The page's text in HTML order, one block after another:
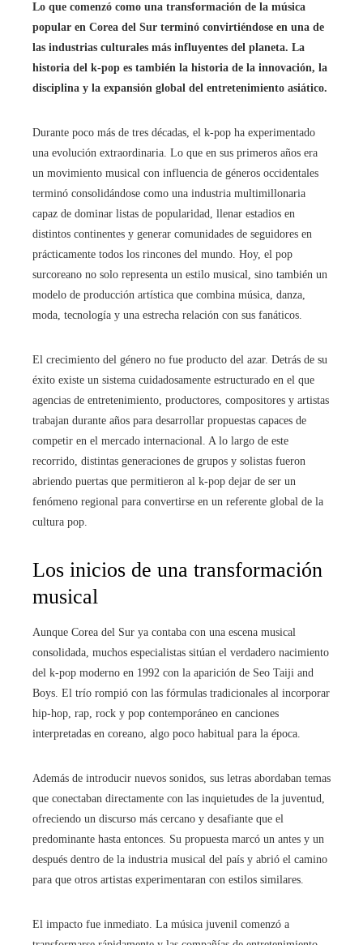
Lo que comenzó como una transformación de la música
popular en Corea del Sur terminó convirtiéndose en una de
las industrias culturales más influyentes del planeta. La
historia del k-pop es también la historia de la innovación, la
disciplina y la expansión global del entretenimiento asiático.
Durante poco más de tres décadas, el k-pop ha experimentado
una evolución extraordinaria. Lo que en sus primeros años era
un movimiento musical con influencia de géneros occidentales
terminó consolidándose como una industria multimillonaria
capaz de dominar listas de popularidad, llenar estadios en
distintos continentes y generar comunidades de seguidores en
prácticamente todos los rincones del mundo. Hoy, el pop
surcoreano no solo representa un estilo musical, sino también un
modelo de producción artística que combina música, danza,
moda, tecnología y una estrecha relación con sus fanáticos.
El crecimiento del género no fue producto del azar. Detrás de su
éxito existe un sistema cuidadosamente estructurado en el que
agencias de entretenimiento, productores, compositores y artistas
trabajan durante años para desarrollar propuestas capaces de
competir en el mercado internacional. A lo largo de este
recorrido, distintas generaciones de grupos y solistas fueron
abriendo puertas que permitieron al k-pop dejar de ser un
fenómeno regional para convertirse en un referente global de la
cultura pop.
Los inicios de una transformación
musical
Aunque Corea del Sur ya contaba con una escena musical
consolidada, muchos especialistas sitúan el verdadero nacimiento
del k-pop moderno en 1992 con la aparición de Seo Taiji and
Boys. El trío rompió con las fórmulas tradicionales al incorporar
hip-hop, rap, rock y pop contemporáneo en canciones
interpretadas en coreano, algo poco habitual para la época.
Además de introducir nuevos sonidos, sus letras abordaban temas
que conectaban directamente con las inquietudes de la juventud,
ofreciendo un discurso más cercano y desafiante que el
predominante hasta entonces. Su propuesta marcó un antes y un
después dentro de la industria musical del país y abrió el camino
para que otros artistas experimentaran con estilos similares.
El impacto fue inmediato. La música juvenil comenzó a